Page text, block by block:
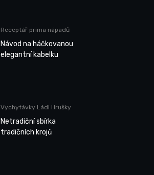
Receptář prima nápadů
Návod na háčkovanou
elegantní kabelku
Vychytávky Ládi Hrušky
Netradiční sbírka
tradičních krojů